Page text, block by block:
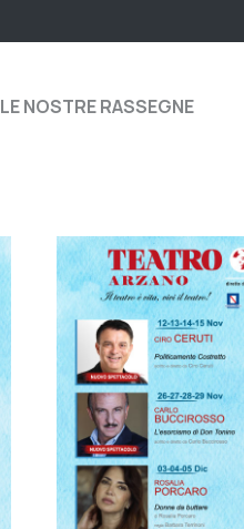
LE NOSTRE RASSEGNE